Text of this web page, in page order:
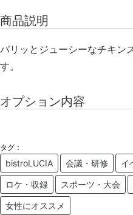
商品説明
パリッとジューシーなチキン
す。
オプション内容
タグ：
bistroLUCIA 会議・研修 イ
ロケ・収録 スポーツ・大会
女性にオススメ